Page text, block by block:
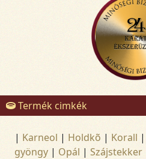
Termék cimkék
| Karneol | Holdkõ | Korall |
gyöngy | Opál | Szájstekker